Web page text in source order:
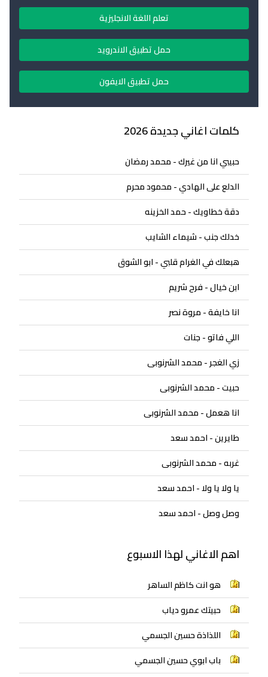
تعلم اللغة الانجليزية
حمل تطبيق الاندرويد
حمل تطبيق الايفون
كلمات اغاني جديدة 2026
حبيبي انا من غيرك - محمد رمضان
الدلع على الهادي - محمود محرم
دقة خطاويك - حمد الخزينه
خدلك جنب - شيماء الشايب
هبعلك في الغرام قلبي - ابو الشوق
ابن خيال - فرح شريم
انا خايفة - مروة نصر
اللي فاتو - جنات
زي الغجر - محمد الشرنوبى
حبيت - محمد الشرنوبى
انا هعمل - محمد الشرنوبى
طايرين - احمد سعد
غربه - محمد الشرنوبى
يا ولا يا ولا - احمد سعد
وصل وصل - احمد سعد
اهم الاغاني لهذا الاسبوع
هو انت كاظم الساهر
حبيتك عمرو دياب
اللذاذة حسين الجسمي
باب ابوي حسين الجسمي